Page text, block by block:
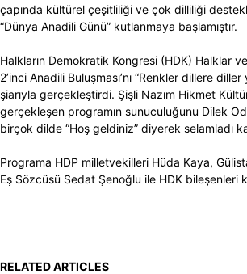
çapında kültürel çeşitliliği ve çok dilliliği
“Dünya Anadili Günü” kutlanmaya başlamıştır.
Halkların Demokratik Kongresi (HDK) Halklar
2’inci Anadili Buluşması’nı “Renkler dillere
şiarıyla gerçekleştirdi. Şişli Nazım Hikmet
gerçekleşen programın sunuculuğunu Dilek
birçok dilde “Hoş geldiniz” diyerek selamladı
Programa HDP milletvekilleri Hüda Kaya,
Eş Sözcüsü Sedat Şenoğlu ile HDK bileşenleri
RELATED ARTICLES